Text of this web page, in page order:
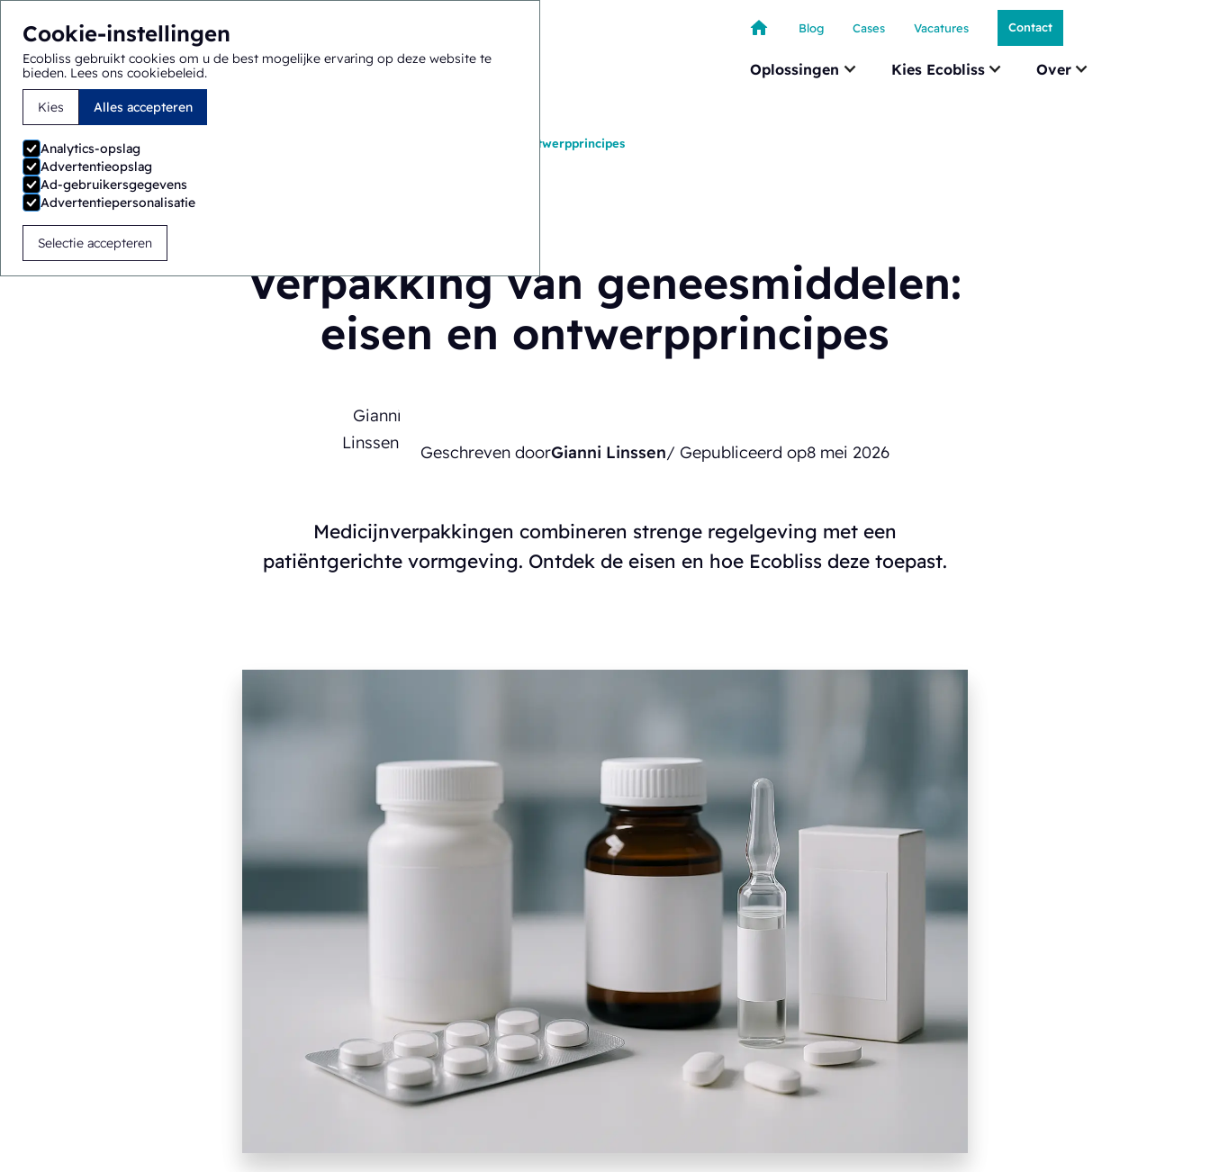
Cookie-instellingen
Ecobliss gebruikt cookies om u de best mogelijke ervaring op deze website te
bieden. Lees ons cookiebeleid.
Kies Alles accepteren
Analytics-opslag
Advertentieopslag
Ad-gebruikersgegevens
Advertentiepersonalisatie
Selectie accepteren
Oplossingen Kies Ecobliss Over
Blog Cases Vacatures Contact
U bevindt zich hier: Verpakking van geneesmiddelen: eisen en ontwerpprincipes
Verpakking van geneesmiddelen:
eisen en ontwerpprincipes
Geschreven doorGianni Linssen/ Gepubliceerd op8 mei 2026
Medicijnverpakkingen combineren strenge regelgeving met een
patiëntgerichte vormgeving. Ontdek de eisen en hoe Ecobliss deze toepast.